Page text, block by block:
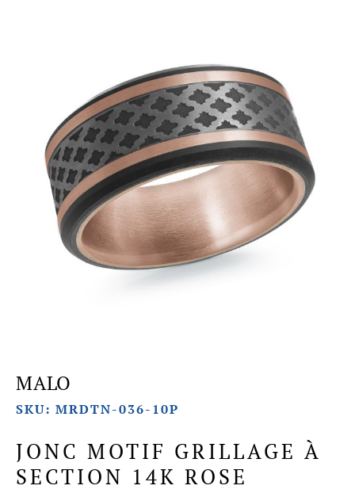
MALO
SKU: MRDTN-036-10P
JONC MOTIF GRILLAGE À
SECTION 14K ROSE